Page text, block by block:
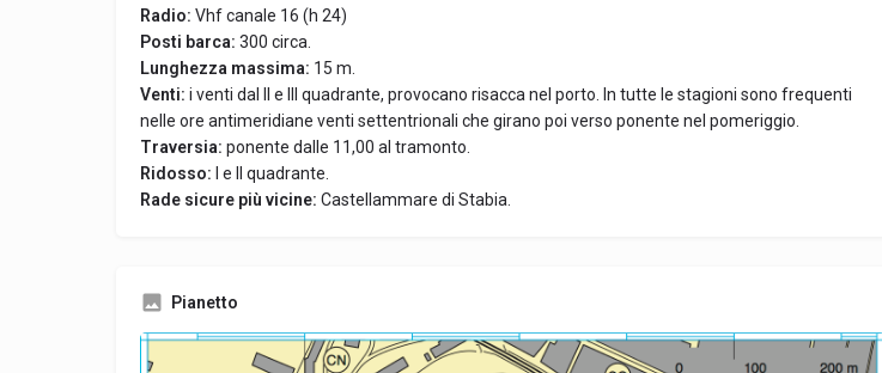
Radio: Vhf canale 16 (h 24)
Posti barca: 300 circa.
Lunghezza massima: 15 m.
Venti: i venti dal II e III quadrante, provocano risacca nel porto. In tutte le stagioni sono frequenti
nelle ore antimeridiane venti settentrionali che girano poi verso ponente nel pomeriggio.
Traversia: ponente dalle 11,00 al tramonto.
Ridosso:
I e II quadrante.
Rade sicure più vicine: Castellammare di Stabia.
Pianetto